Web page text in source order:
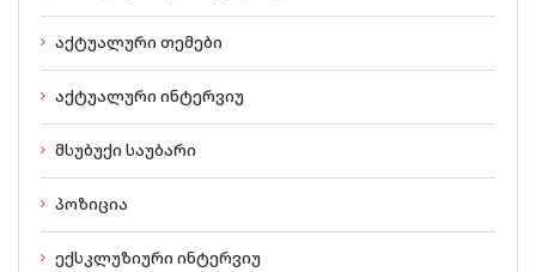
აქტუალური თემები
აქტუალური ინტერვიუ
მსუბუქი საუბარი
პოზიცია
ექსკლუზიური ინტერვიუ